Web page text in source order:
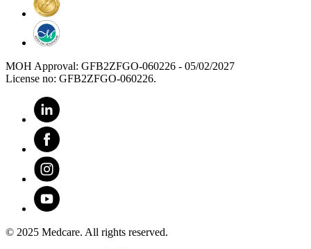
MOH Approval: GFB2ZFGO-060226 - 05/02/2027
License no: GFB2ZFGO-060226.
© 2025 Medcare. All rights reserved.